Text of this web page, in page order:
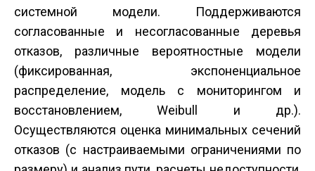
системной модели. Поддерживаются
согласованные и несогласованные деревья
отказов, различные вероятностные модели
(фиксированная, экспоненциальное
распределение, модель с мониторингом и
восстановлением, Weibull и др.).
Осуществляются оценка минимальных сечений
отказов (с настраиваемыми ограничениями по